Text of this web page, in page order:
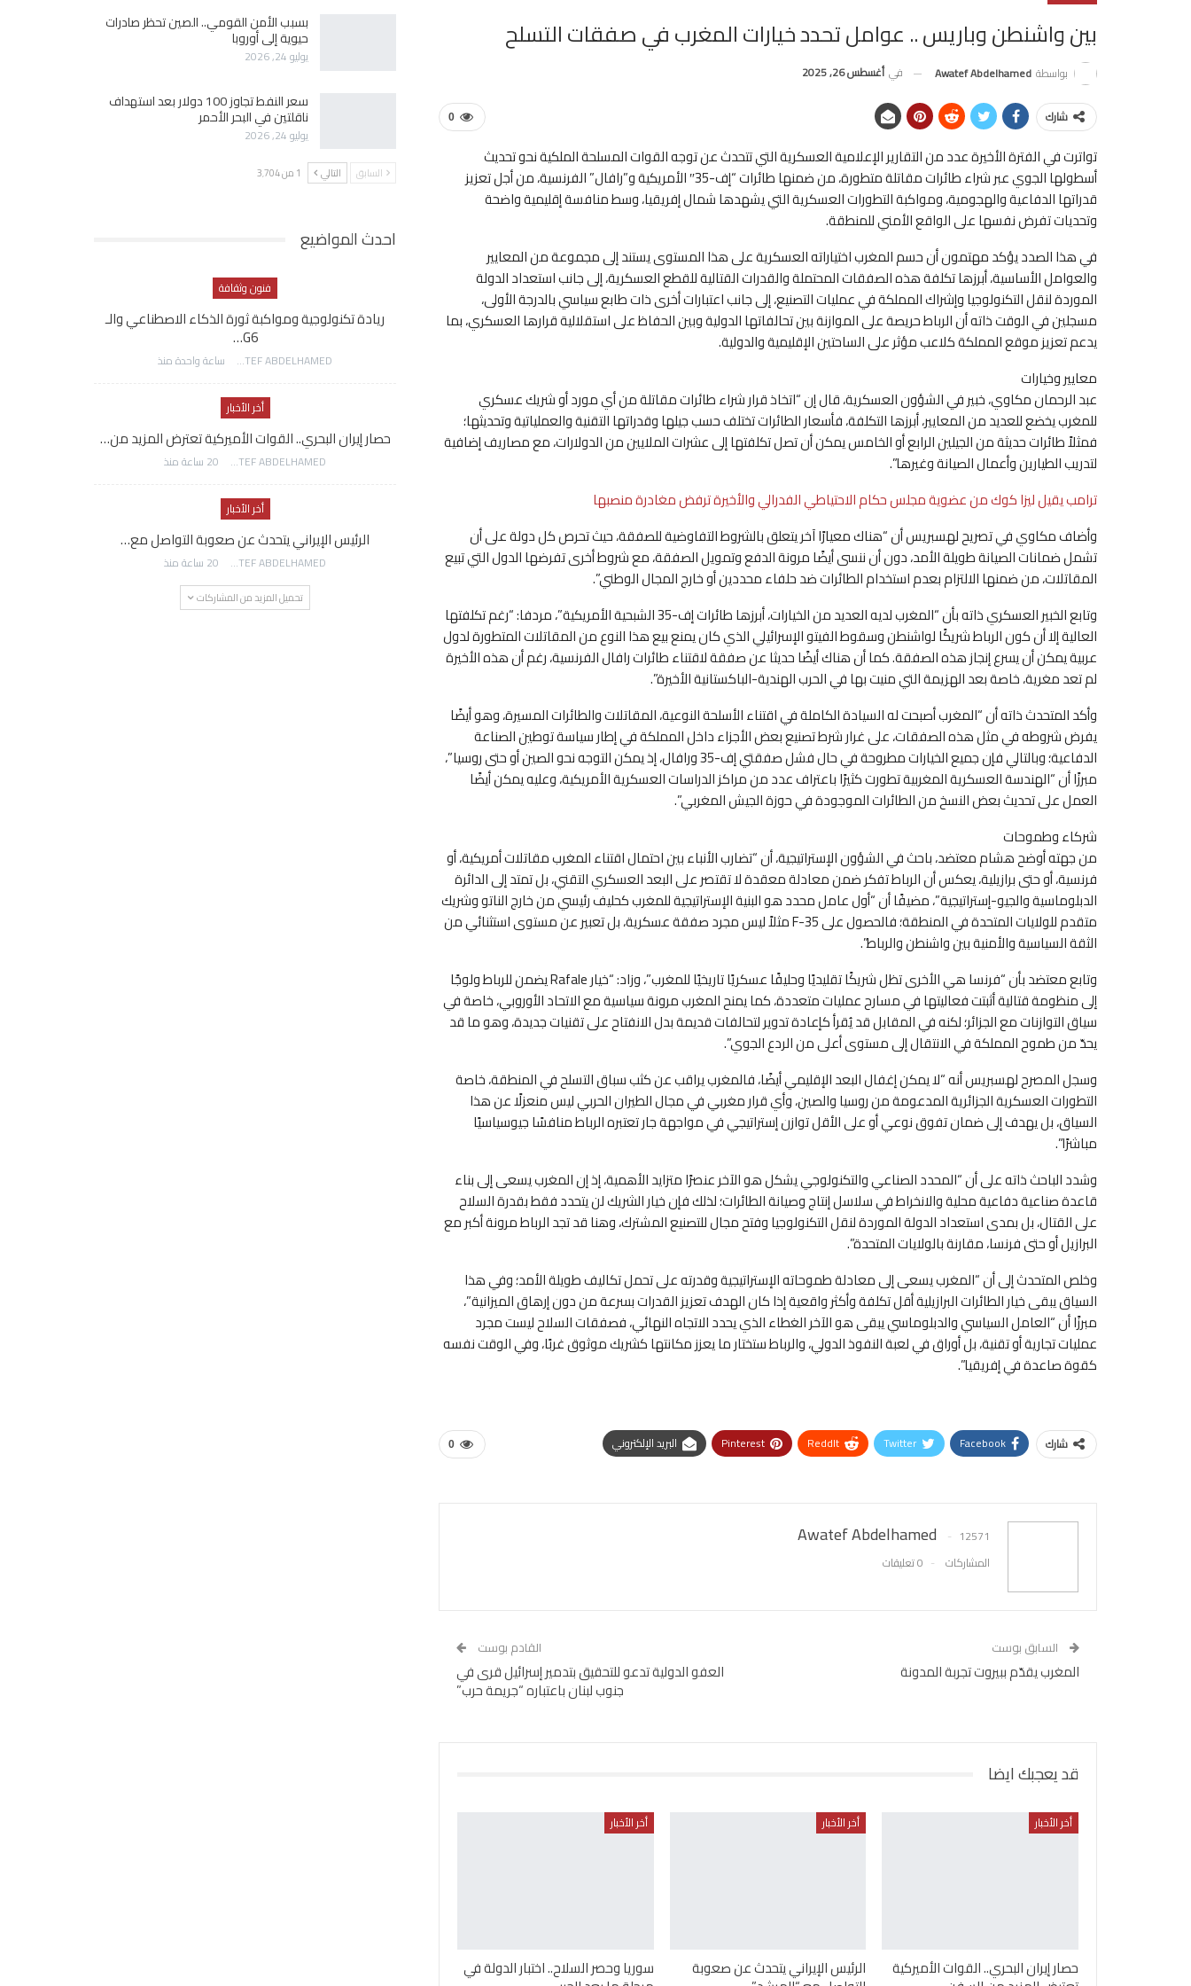
بين واشنطن وباريس .. عوامل تحدد خيارات المغرب في صفقات التسلح
بواسطة Awatef Abdelhamed في أغسطس 26, 2025
0 شارك
تواترت في الفترة الأخيرة عدد من التقارير الإعلامية العسكرية التي تتحدث عن توجه القوات المسلحة الملكية نحو تحديث
أسطولها الجوي عبر شراء طائرات مقاتلة متطورة، من ضمنها طائرات “إف-35″ الأمريكية و”رافال” الفرنسية، من أجل تعزيز
قدراتها الدفاعية والهجومية، ومواكبة التطورات العسكرية التي يشهدها شمال إفريقيا، وسط منافسة إقليمية واضحة
وتحديات تفرض نفسها على الواقع الأمني للمنطقة.
في هذا الصدد يؤكد مهتمون أن حسم المغرب اختياراته العسكرية على هذا المستوى يستند إلى مجموعة من المعايير
والعوامل الأساسية، أبرزها تكلفة هذه الصفقات المحتملة والقدرات القتالية للقطع العسكرية، إلى جانب استعداد الدولة
الموردة لنقل التكنولوجيا وإشراك المملكة في عمليات التصنيع، إلى جانب اعتبارات أخرى ذات طابع سياسي بالدرجة الأولى،
مسجلين في الوقت ذاته أن الرباط حريصة على الموازنة بين تحالفاتها الدولية وبين الحفاظ على استقلالية قرارها العسكري، بما
يدعم تعزيز موقع المملكة كلاعب مؤثر على الساحتين الإقليمية والدولية.
معايير وخيارات
عبد الرحمان مكاوي، خبير في الشؤون العسكرية، قال إن “اتخاذ قرار شراء طائرات مقاتلة من أي مورد أو شريك عسكري
للمغرب يخضع للعديد من المعايير، أبرزها التكلفة، فأسعار الطائرات تختلف حسب جيلها وقدراتها التقنية والعملياتية وتحديثها؛
فمثلاً طائرات حديثة من الجيلين الرابع أو الخامس يمكن أن تصل تكلفتها إلى عشرات الملايين من الدولارات، مع مصاريف إضافية
لتدريب الطيارين وأعمال الصيانة وغيرها”.
ترامب يقيل ليزا كوك من عضوية مجلس حكام الاحتياطي الفدرالي والأخيرة ترفض مغادرة منصبها
وأضاف مكاوي في تصريح لهسبريس أن “هناك معيارًا آخر يتعلق بالشروط التفاوضية للصفقة، حيث تحرص كل دولة على أن
تشمل ضمانات الصيانة طويلة الأمد، دون أن ننسى أيضًا مرونة الدفع وتمويل الصفقة، مع شروط أخرى تفرضها الدول التي تبيع
المقاتلات، من ضمنها الالتزام بعدم استخدام الطائرات ضد حلفاء محددين أو خارج المجال الوطني”.
وتابع الخبير العسكري ذاته بأن “المغرب لديه العديد من الخيارات، أبرزها طائرات إف-35 الشبحية الأمريكية”، مردفا: “رغم تكلفتها
العالية إلا أن كون الرباط شريكًا لواشنطن وسقوط الفيتو الإسرائيلي الذي كان يمنع بيع هذا النوع من المقاتلات المتطورة لدول
عربية يمكن أن يسرع إنجاز هذه الصفقة. كما أن هناك أيضًا حديثا عن صفقة لاقتناء طائرات رافال الفرنسية، رغم أن هذه الأخيرة
لم تعد مغرية، خاصة بعد الهزيمة التي منيت بها في الحرب الهندية-الباكستانية الأخيرة”.
وأكد المتحدث ذاته أن “المغرب أصبحت له السيادة الكاملة في اقتناء الأسلحة النوعية، المقاتلات والطائرات المسيرة، وهو أيضًا
يفرض شروطه في مثل هذه الصفقات، على غرار شرط تصنيع بعض الأجزاء داخل المملكة في إطار سياسة توطين الصناعة
الدفاعية؛ وبالتالي فإن جميع الخيارات مطروحة في حال فشل صفقتي إف-35 ورافال، إذ يمكن التوجه نحو الصين أو حتى روسيا”،
مبرزًا أن “الهندسة العسكرية المغربية تطورت كثيرًا باعتراف عدد من مراكز الدراسات العسكرية الأمريكية، وعليه يمكن أيضًا
العمل على تحديث بعض النسخ من الطائرات الموجودة في حوزة الجيش المغربي”.
شركاء وطموحات
من جهته أوضح هشام معتضد، باحث في الشؤون الإستراتيجية، أن “تضارب الأنباء بين احتمال اقتناء المغرب مقاتلات أمريكية، أو
فرنسية، أو حتى برازيلية، يعكس أن الرباط تفكر ضمن معادلة معقدة لا تقتصر على البعد العسكري التقني، بل تمتد إلى الدائرة
الدبلوماسية والجيو-إستراتيجية”، مضيفًا أن “أول عامل محدد هو البنية الإستراتيجية للمغرب كحليف رئيسي من خارج الناتو وشريك
متقدم للولايات المتحدة في المنطقة؛ فالحصول على F-35 مثلاً ليس مجرد صفقة عسكرية، بل تعبير عن مستوى استثنائي من
الثقة السياسية والأمنية بين واشنطن والرباط”.
وتابع معتضد بأن “فرنسا هي الأخرى تظل شريكًا تقليديًا وحليفًا عسكريًا تاريخيًا للمغرب”، وزاد: “خيار Rafale يضمن للرباط ولوجًا
إلى منظومة قتالية أثبتت فعاليتها في مسارح عمليات متعددة، كما يمنح المغرب مرونة سياسية مع الاتحاد الأوروبي، خاصة في
سياق التوازنات مع الجزائر؛ لكنه في المقابل قد يُقرأ كإعادة تدوير لتحالفات قديمة بدل الانفتاح على تقنيات جديدة، وهو ما قد
يحدّ من طموح المملكة في الانتقال إلى مستوى أعلى من الردع الجوي”.
وسجل المصرح لهسبريس أنه “لا يمكن إغفال البعد الإقليمي أيضًا، فالمغرب يراقب عن كثب سباق التسلح في المنطقة، خاصة
التطورات العسكرية الجزائرية المدعومة من روسيا والصين، وأي قرار مغربي في مجال الطيران الحربي ليس منعزلًا عن هذا
السياق، بل يهدف إلى ضمان تفوق نوعي أو على الأقل توازن إستراتيجي في مواجهة جار تعتبره الرباط منافسًا جيوسياسيًا
مباشرًا”.
وشدد الباحث ذاته على أن “المحدد الصناعي والتكنولوجي يشكل هو الآخر عنصرًا متزايد الأهمية، إذ إن المغرب يسعى إلى بناء
قاعدة صناعية دفاعية محلية والانخراط في سلاسل إنتاج وصيانة الطائرات؛ لذلك فإن خيار الشريك لن يتحدد فقط بقدرة السلاح
على القتال، بل بمدى استعداد الدولة الموردة لنقل التكنولوجيا وفتح مجال للتصنيع المشترك، وهنا قد تجد الرباط مرونة أكبر مع
البرازيل أو حتى فرنسا، مقارنة بالولايات المتحدة”.
وخلص المتحدث إلى أن “المغرب يسعى إلى معادلة طموحاته الإستراتيجية وقدرته على تحمل تكاليف طويلة الأمد؛ وفي هذا
السياق يبقى خيار الطائرات البرازيلية أقل تكلفة وأكثر واقعية إذا كان الهدف تعزيز القدرات بسرعة من دون إرهاق الميزانية”،
مبرزًا أن “العامل السياسي والدبلوماسي يبقى هو الآخر الغطاء الذي يحدد الاتجاه النهائي، فصفقات السلاح ليست مجرد
عمليات تجارية أو تقنية، بل أوراق في لعبة النفوذ الدولي، والرباط ستختار ما يعزز مكانتها كشريك موثوق غربًا، وفي الوقت نفسه
كقوة صاعدة في إفريقيا”.
0 شارك Facebook
Twitter
ReddIt
Pinterest البريد الإلكتروني
Awatef Abdelhamed
12571
المشاركات
0 تعليقات
السابق بوست
المغرب يقدّم ببيروت تجربة المدونة
القادم بوست
العفو الدولية تدعو للتحقيق بتدمير إسرائيل قرى في
جنوب لبنان باعتباره “جريمة حرب”
قد يعجبك ايضا
أخر الأخبار
حصار إيران البحري.. القوات الأميركية
أخر الأخبار
الرئيس الإيراني يتحدث عن صعوبة
أخر الأخبار
سوريا وحصر السلاح.. اختبار الدولة في
بسبب الأمن القومي.. الصين تحظر صادرات
حيوية إلى أوروبا
يوليو 24, 2026
سعر النفط تجاوز 100 دولار بعد استهداف
ناقلتين في البحر الأحمر
يوليو 24, 2026
السابق التالي 1 من 3٬704
احدث المواضيع
فنون وثقافة
ريادة تكنولوجية ومواكبة ثورة الذكاء الاصطناعي والـ
G6…
AWATEF ABDELHAMED ساعة واحدة منذ
أخر الأخبار
حصار إيران البحري.. القوات الأميركية تعترض المزيد من…
AWATEF ABDELHAMED 20 ساعة منذ
أخر الأخبار
الرئيس الإيراني يتحدث عن صعوبة التواصل مع…
AWATEF ABDELHAMED 20 ساعة منذ
تحميل المزيد من المشاركات